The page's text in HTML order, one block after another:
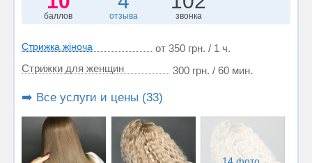
баллов отзыва звонка
Стрижка жіноча
от 350 грн. / 1 ч.
Стрижки для женщин
300 грн. / 60 мин.
➡️ Все услуги и цены (33)